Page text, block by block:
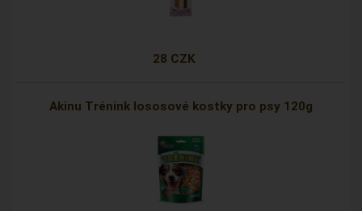
28 CZK
Akinu Trénink lososové kostky pro psy 120g